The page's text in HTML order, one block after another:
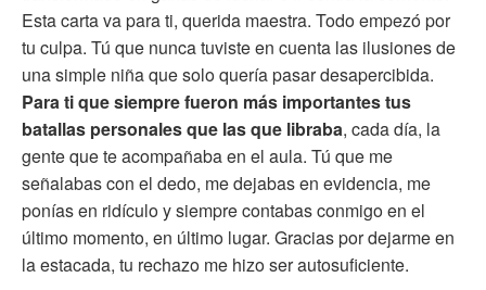
Esta carta va para ti, querida maestra. Todo empezó por
tu culpa. Tú que nunca tuviste en cuenta las ilusiones de
una simple niña que solo quería pasar desapercibida.
Para ti que siempre fueron más importantes tus
batallas personales que las que libraba, cada día, la
gente que te acompañaba en el aula. Tú que me
señalabas con el dedo, me dejabas en evidencia, me
ponías en ridículo y siempre contabas conmigo en el
último momento, en último lugar. Gracias por dejarme en
la estacada, tu rechazo me hizo ser autosuficiente.